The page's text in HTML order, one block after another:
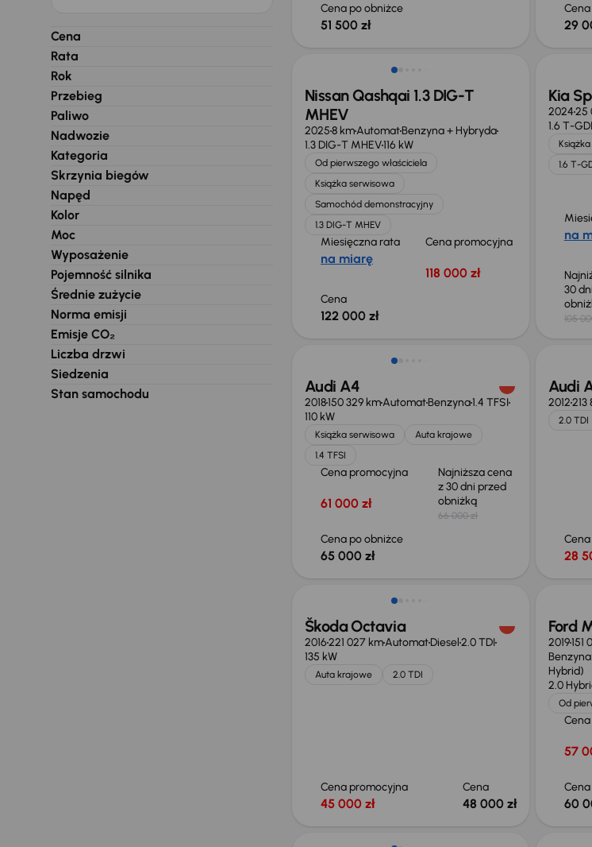
Cena
Rata
Rok
Przebieg
Paliwo
Nadwozie
Kategoria
Skrzynia biegów
Napęd
Kolor
Moc
Wyposażenie
Pojemność silnika
Średnie zużycie
Norma emisji
Emisje CO₂
Liczba drzwi
Siedzenia
Stan samochodu
Cena po obniżce
51 500 zł 29
Od nowego taniej o 36 775 zł
Nissan Qashqai 1.3 DIG-T
MHEV
20258 kmAutomatBenzyna + Hybryda
1.3 DIG-T MHEV116 kW
Od pierwszego właściciela
Książka serwisowa
Samochód demonstracyjny
1.3 DIG-T MHEV
Miesięczna rata
na miarę
Cena promocyjna
118 000 zł
Cena
122 000 zł
Kia
202425
1.6 T-GDI
1.6 T-
na
30
105
Audi A4
2018150 329 kmAutomatBenzyna1.4 TFSI
110 kW
Książka serwisowa
Auta krajowe
1.4 TFSI
Cena promocyjna
61 000 zł
Najniższa cena
z 30 dni przed
obniżką
66 000 zł
Cena po obniżce
65 000 zł
Audi
2012213
2.0 TDI
28
Škoda Octavia
2016221 027 kmAutomatDiesel2.0 TDI
135 kW
Auta krajowe 2.0 TDI
Cena promocyjna
45 000 zł
Cena
48 000 zł
Ford
2019151
Hybrid)
2.0
Od
57
60
Taniej o 1 000 zł